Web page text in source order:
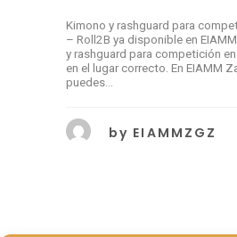
Kimono y rashguard para
– Roll2B ya disponible en
y rashguard para competición
en el lugar correcto. En EIAMM
puedes...
by EIAMMZGZ